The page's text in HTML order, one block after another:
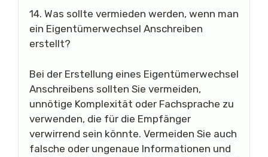
14. Was sollte vermieden werden, wenn man
ein Eigentümerwechsel Anschreiben
erstellt?
Bei der Erstellung eines Eigentümerwechsel
Anschreibens sollten Sie vermeiden,
unnötige Komplexität oder Fachsprache zu
verwenden, die für die Empfänger
verwirrend sein könnte. Vermeiden Sie auch
falsche oder ungenaue Informationen und